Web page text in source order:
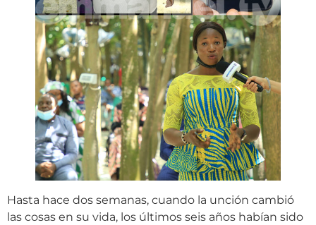
Hasta hace dos semanas, cuando la unción cambió
las cosas en su vida, los últimos seis años habían sido